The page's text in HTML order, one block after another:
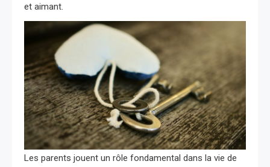
et aimant.
Les parents jouent un rôle fondamental dans la vie de